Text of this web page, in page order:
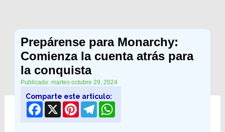
Prepárense para Monarchy:
Comienza la cuenta atrás para
la conquista
Publicado: martes octubre 29, 2024
Comparte este articulo:
Facebook PinterestTelegram